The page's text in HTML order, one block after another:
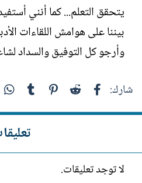
يتحقق التعلم... كما أنني
بيننا على هوامش اللقاءات
وأرجو كل التوفيق والسداد
شارك: فيسبوك Reddit
Pinterest
لا توجد تعليقات.